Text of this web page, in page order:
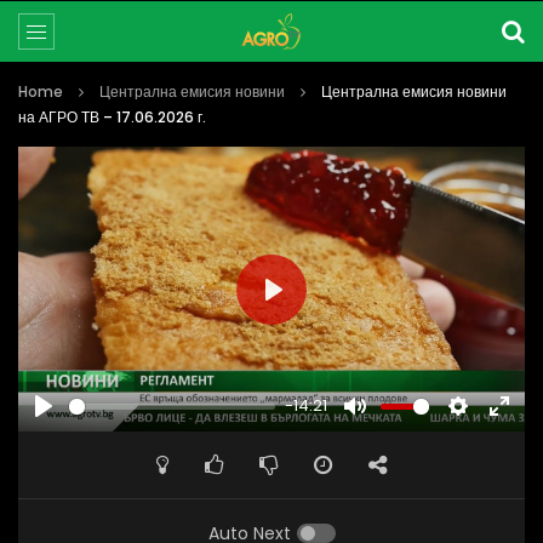
Home Централна емисия новини
Централна емисия новини
на АГРО ТВ – 17.06.2026 г.
PLAY
-14:21
MUTE SETTINGS
PLAY
Auto Next